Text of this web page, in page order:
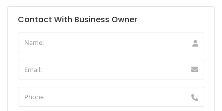
Contact With Business Owner